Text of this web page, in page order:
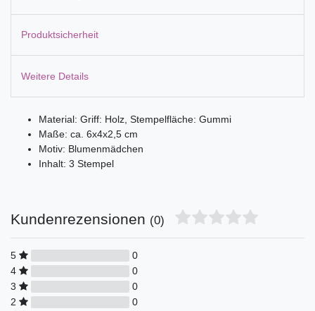
Produktsicherheit
Weitere Details
Material: Griff: Holz, Stempelfläche: Gummi
Maße: ca. 6x4x2,5 cm
Motiv: Blumenmädchen
Inhalt: 3 Stempel
Kundenrezensionen (0)
5
0
4
0
3
0
2
0